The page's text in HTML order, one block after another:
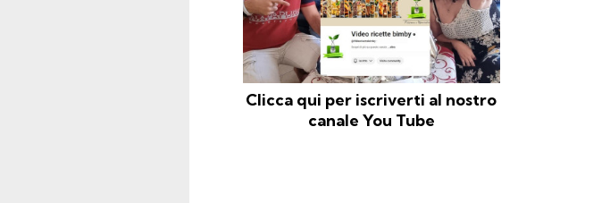
Clicca qui per iscriverti al nostro
canale You Tube